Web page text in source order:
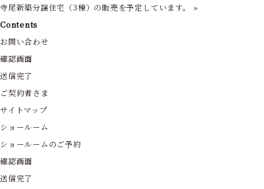
寺尾新築分譲住宅（3棟）の販売を予定しています。
»
Contents
お問い合わせ
確認画面
送信完了
ご契約者さま
サイトマップ
ショールーム
ショールームのご予約
確認画面
送信完了